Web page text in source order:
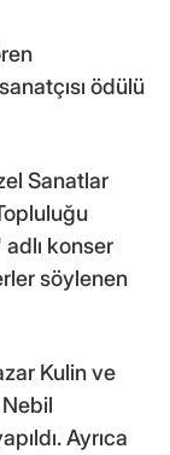
ödülü
Sanatlar
konser
söylenen
Kulin ve
Ayrıca